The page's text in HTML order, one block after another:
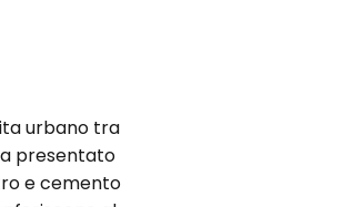
urbano tra
presentato
e cemento